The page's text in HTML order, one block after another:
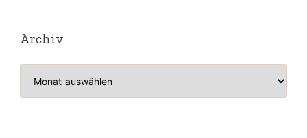
Archiv
Archiv